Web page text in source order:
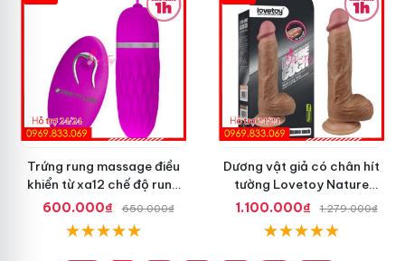
Trứng rung massage điều
khiển từ xa12 chế độ rung
Pretty Love
600.000₫ 650.000₫
Dương vật giả có chân hít
tường Lovetoy Nature
Cock dài 8.5 inch
1.100.000₫ 1.279.000₫